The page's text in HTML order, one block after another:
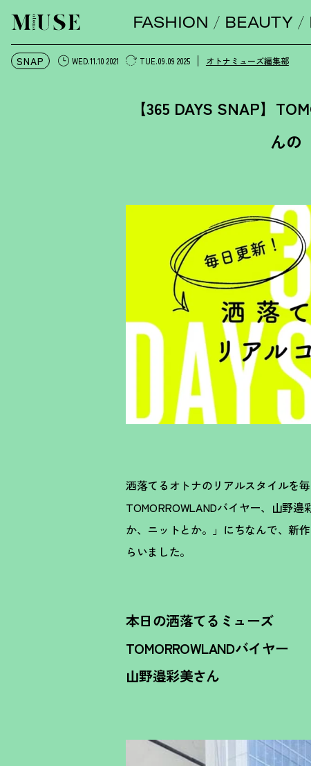
オトナミューズ ウェブFASHION BEAUTY
SNAP WED.11.10 2021 TUE.09.09 2025 オトナミューズ編集部
【365 DAYS SNAP】
んの
洒落てるオトナのリアルスタイルを
TOMORROWLANDバイヤー、山野
か、ニットとか。」にちなんで、新
らいました。
本日の洒落てるミューズ
TOMORROWLANDバイヤー
山野邉彩美さん